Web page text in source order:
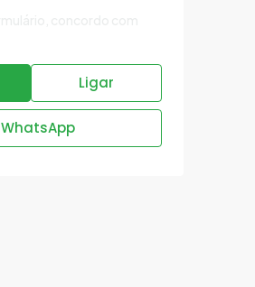
Ligar
WhatsApp